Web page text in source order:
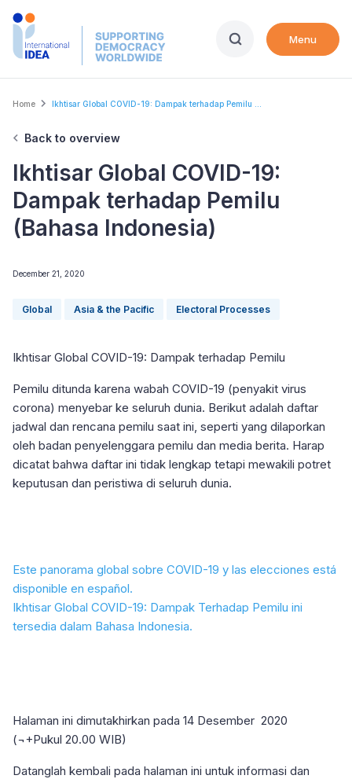
Skip
Menu
Breadcrumb
Home Ikhtisar Global COVID-19: Dampak terhadap Pemilu ...
Back to overview
Ikhtisar Global COVID-19:
Dampak terhadap Pemilu
(Bahasa Indonesia)
December 21, 2020
Global Asia & the Pacific Electoral Processes
Ikhtisar Global COVID-19: Dampak terhadap Pemilu
Pemilu ditunda karena wabah COVID-19 (penyakit virus
corona) menyebar ke seluruh dunia. Berikut adalah daftar
jadwal dan rencana pemilu saat ini, seperti yang dilaporkan
oleh badan penyelenggara pemilu dan media berita. Harap
dicatat bahwa daftar ini tidak lengkap tetapi mewakili potret
keputusan dan peristiwa di seluruh dunia.
Este panorama global sobre COVID-19 y las elecciones está
disponible en español.
Ikhtisar Global COVID-19: Dampak Terhadap Pemilu ini
tersedia dalam Bahasa Indonesia.
Halaman ini dimutakhirkan pada 14 Desember 2020
(¬+Pukul 20.00 WIB)
Datanglah kembali pada halaman ini untuk informasi dan